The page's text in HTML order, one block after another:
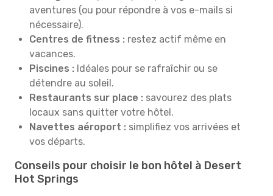
aventures (ou pour répondre à vos e-mails si
nécessaire).
Centres de fitness : restez actif même en
vacances.
Piscines : Idéales pour se rafraîchir ou se
détendre au soleil.
Restaurants sur place : savourez des plats
locaux sans quitter votre hôtel.
Navettes aéroport : simplifiez vos arrivées et
vos départs.
Conseils pour choisir le bon hôtel à Desert
Hot Springs